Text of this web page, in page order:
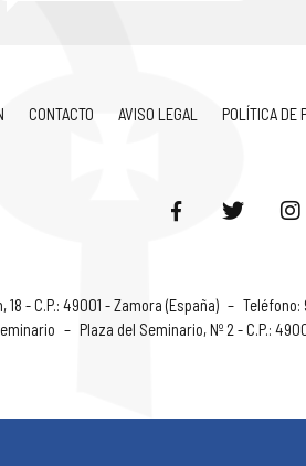
CONTACTO AVISO LEGAL POLÍTICA DE
18 - C.P.: 49001 - Zamora (España) – Teléfono:
– Plaza del Seminario, Nº 2 - C.P.: